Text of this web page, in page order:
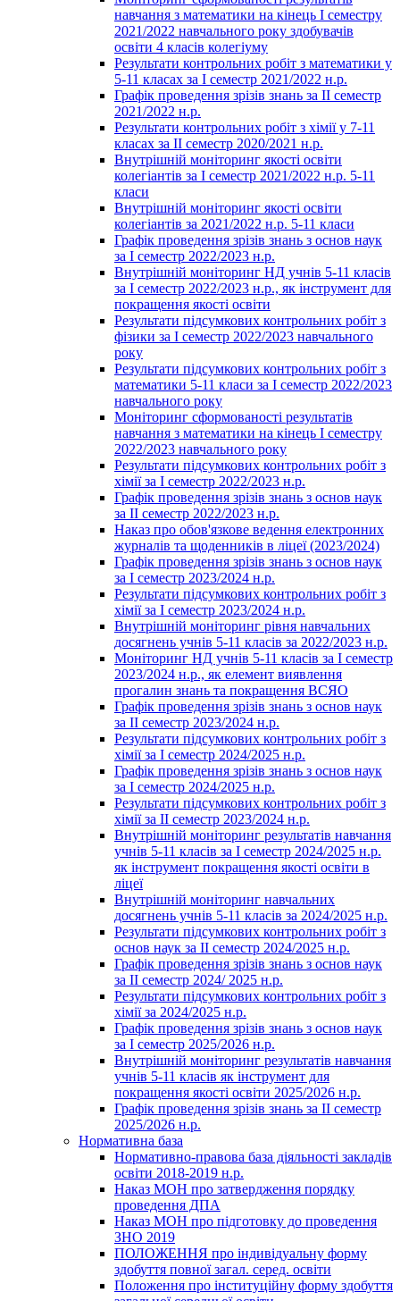
навчання з математики на кінець І семестру
2021/2022 навчального року здобувачів
освіти 4 класів колегіуму
Результати контрольних робіт з математики у
5-11 класах за І семестр 2021/2022 н.р.
Графік проведення зрізів знань за ІІ семестр
2021/2022 н.р.
Результати контрольних робіт з хімії у 7-11
класах за ІІ семестр 2020/2021 н.р.
Внутрішній моніторинг якості освіти
колегіантів за І семестр 2021/2022 н.р. 5-11
класи
Внутрішній моніторинг якості освіти
колегіантів за 2021/2022 н.р. 5-11 класи
Графік проведення зрізів знань з основ наук
за І семестр 2022/2023 н.р.
Внутрішній моніторинг НД учнів 5-11 класів
за І семестр 2022/2023 н.р., як інструмент для
покращення якості освіти
Результати підсумкових контрольних робіт з
фізики за І семестр 2022/2023 навчального
року
Результати підсумкових контрольних робіт з
математики 5-11 класи за І семестр 2022/2023
навчального року
Моніторинг сформованості результатів
навчання з математики на кінець І семестру
2022/2023 навчального року
Результати підсумкових контрольних робіт з
хімії за І семестр 2022/2023 н.р.
Графік проведення зрізів знань з основ наук
за ІІ семестр 2022/2023 н.р.
Наказ про обов'язкове ведення електронних
журналів та щоденників в ліцеї (2023/2024)
Графік проведення зрізів знань з основ наук
за І семестр 2023/2024 н.р.
Результати підсумкових контрольних робіт з
хімії за І семестр 2023/2024 н.р.
Внутрішній моніторинг рівня навчальних
досягнень учнів 5-11 класів за 2022/2023 н.р.
Моніторинг НД учнів 5-11 класів за І семестр
2023/2024 н.р., як елемент виявлення
прогалин знань та покращення ВСЯО
Графік проведення зрізів знань з основ наук
за ІІ семестр 2023/2024 н.р.
Результати підсумкових контрольних робіт з
хімії за І семестр 2024/2025 н.р.
Графік проведення зрізів знань з основ наук
за І семестр 2024/2025 н.р.
Результати підсумкових контрольних робіт з
хімії за ІІ семестр 2023/2024 н.р.
Внутрішній моніторинг результатів навчання
учнів 5-11 класів за І семестр 2024/2025 н.р.
як інструмент покращення якості освіти в
ліцеї
Внутрішній моніторинг навчальних
досягнень учнів 5-11 класів за 2024/2025 н.р.
Результати підсумкових контрольних робіт з
основ наук за ІІ семестр 2024/2025 н.р.
Графік проведення зрізів знань з основ наук
за ІІ семестр 2024/ 2025 н.р.
Результати підсумкових контрольних робіт з
хімії за 2024/2025 н.р.
Графік проведення зрізів знань з основ наук
за І семестр 2025/2026 н.р.
Внутрішній моніторинг результатів навчання
учнів 5-11 класів як інструмент для
покращення якості освіти 2025/2026 н.р.
Графік проведення зрізів знань за ІІ семестр
2025/2026 н.р.
Нормативна база
Нормативно-правова база діяльності закладів
освіти 2018-2019 н.р.
Наказ МОН про затвердження порядку
проведення ДПА
Наказ МОН про підготовку до проведення
ЗНО 2019
ПОЛОЖЕННЯ про індивідуальну форму
здобуття повної загал. серед. освіти
Положення про інституційну форму здобуття